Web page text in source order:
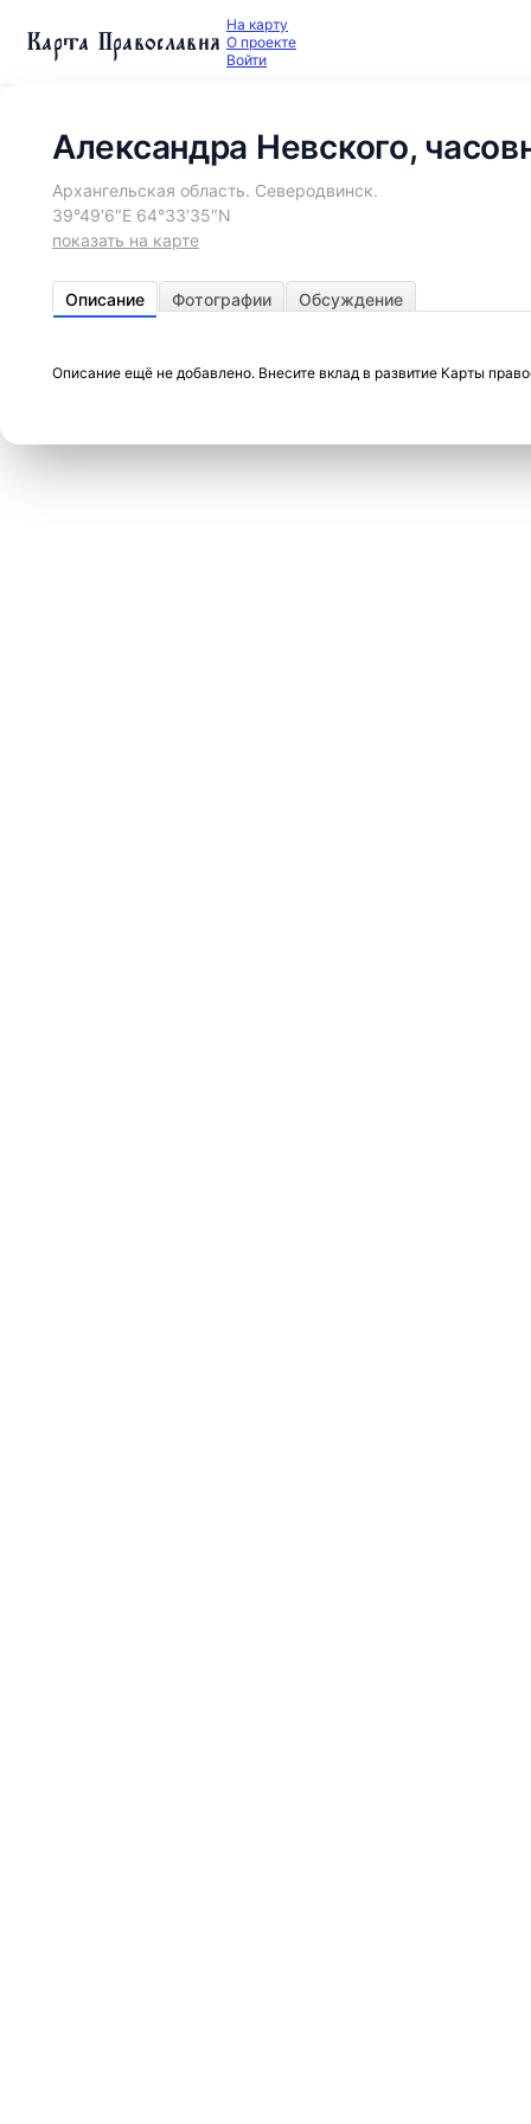
Карта Православия На карту
О проекте
Войти
Александра Невского,
Архангельская область. Северодвинск.
39°49′6″E 64°33′35″N
показать на карте
Описание Фотографии Обсуждение
Описание ещё не добавлено. Внесите вклад в развитие Карты